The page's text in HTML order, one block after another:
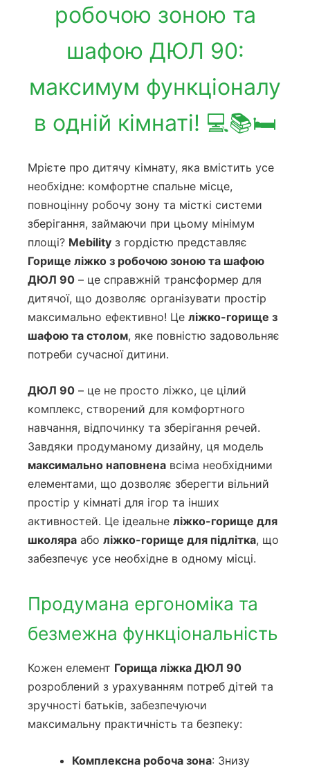
робочою зоною та
шафою ДЮЛ 90:
максимум функціоналу
в одній кімнаті! 💻📚🛏️
Мрієте про дитячу кімнату, яка вмістить усе
необхідне: комфортне спальне місце,
повноцінну робочу зону та місткі системи
зберігання, займаючи при цьому мінімум
площі? Mebility з гордістю представляє
Горище ліжко з робочою зоною та шафою
ДЮЛ 90 – це справжній трансформер для
дитячої, що дозволяє організувати простір
максимально ефективно! Це ліжко-горище з
шафою та столом, яке повністю задовольняє
потреби сучасної дитини.
ДЮЛ 90 – це не просто ліжко, це цілий
комплекс, створений для комфортного
навчання, відпочинку та зберігання речей.
Завдяки продуманому дизайну, ця модель
максимально наповнена всіма необхідними
елементами, що дозволяє зберегти вільний
простір у кімнаті для ігор та інших
активностей. Це ідеальне ліжко-горище для
школяра або ліжко-горище для підлітка, що
забезпечує усе необхідне в одному місці.
Продумана ергономіка та
безмежна функціональність
Кожен елемент Горища ліжка ДЮЛ 90
розроблений з урахуванням потреб дітей та
зручності батьків, забезпечуючи
максимальну практичність та безпеку:
Комплексна робоча зона: Знизу